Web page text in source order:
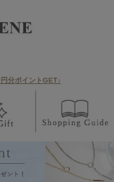
分ポイントGET♪